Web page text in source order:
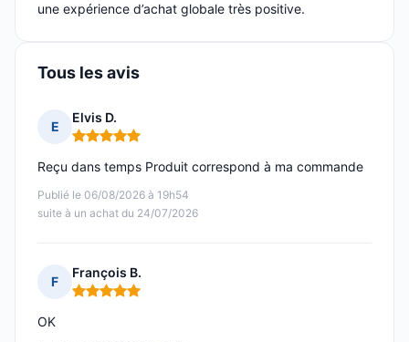
une expérience d’achat globale très positive.
Tous les avis
E
Elvis D.
Note : 5 sur 5
Publié le 06/08/2026 à 19h54
suite à un achat du 24/07/2026
Reçu dans temps Produit correspond à ma commande
F
François B.
Note : 5 sur 5
OK